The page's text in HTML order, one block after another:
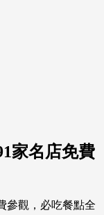
家名店免費